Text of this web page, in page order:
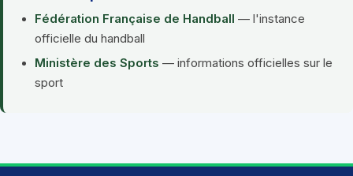
Fédération Française de Handball — l'instance
officielle du handball
Ministère des Sports — informations officielles sur le
sport